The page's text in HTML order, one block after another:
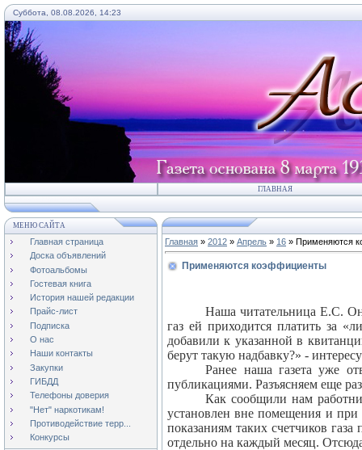
Суббота, 08.08.2026, 14:23
ГЛАВНАЯ
МЕНЮ САЙТА
Главная страница
Доска объявлений
Фотоальбомы
Гостевая книга
История нашей редакции
Прайс-лист
Подписка
О нас
Наши контакты
Закупки
ГИБДД
Телефоны доверия
"Нет" наркотикам!
Противодействие терр...
Конкурсы
Главная » 2012 » Апрель » 16 » Применяются
Применяются коэффициенты
Наша читательница Е.С.
газ ей приходится платить за
добавили к указанной в
берут такую надбавку?» -
Ранее наша газета уже
публикациями. Разъясняем еще
Как сообщили нам
установлен вне помещения и при
показаниям таких счетчиков
отдельно на каждый месяц.